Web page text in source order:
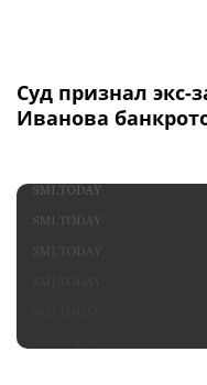
Суд признал
Иванова